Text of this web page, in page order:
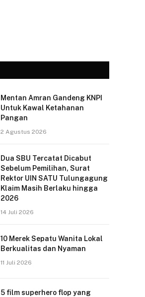
Mentan Amran Gandeng KNPI
Untuk Kawal Ketahanan
Pangan
2 Agustus 2026
Dua SBU Tercatat Dicabut
Sebelum Pemilihan, Surat
Rektor UIN SATU Tulungagung
Klaim Masih Berlaku hingga
2026
14 Juli 2026
10 Merek Sepatu Wanita Lokal
Berkualitas dan Nyaman
11 Juli 2026
5 film superhero flop yang